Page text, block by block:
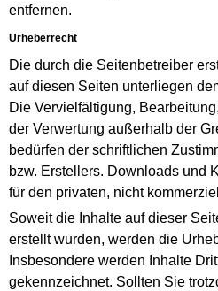
entfernen.
Urheberrecht
Die durch die Seitenbetreiber
auf diesen Seiten unterliegen
Die Vervielfältigung,
der Verwertung außerhalb der
bedürfen der schriftlichen
bzw. Erstellers. Downloads und
für den privaten, nicht
Soweit die Inhalte auf dieser
erstellt wurden, werden die
Insbesondere werden Inhalte
gekennzeichnet. Sollten Sie